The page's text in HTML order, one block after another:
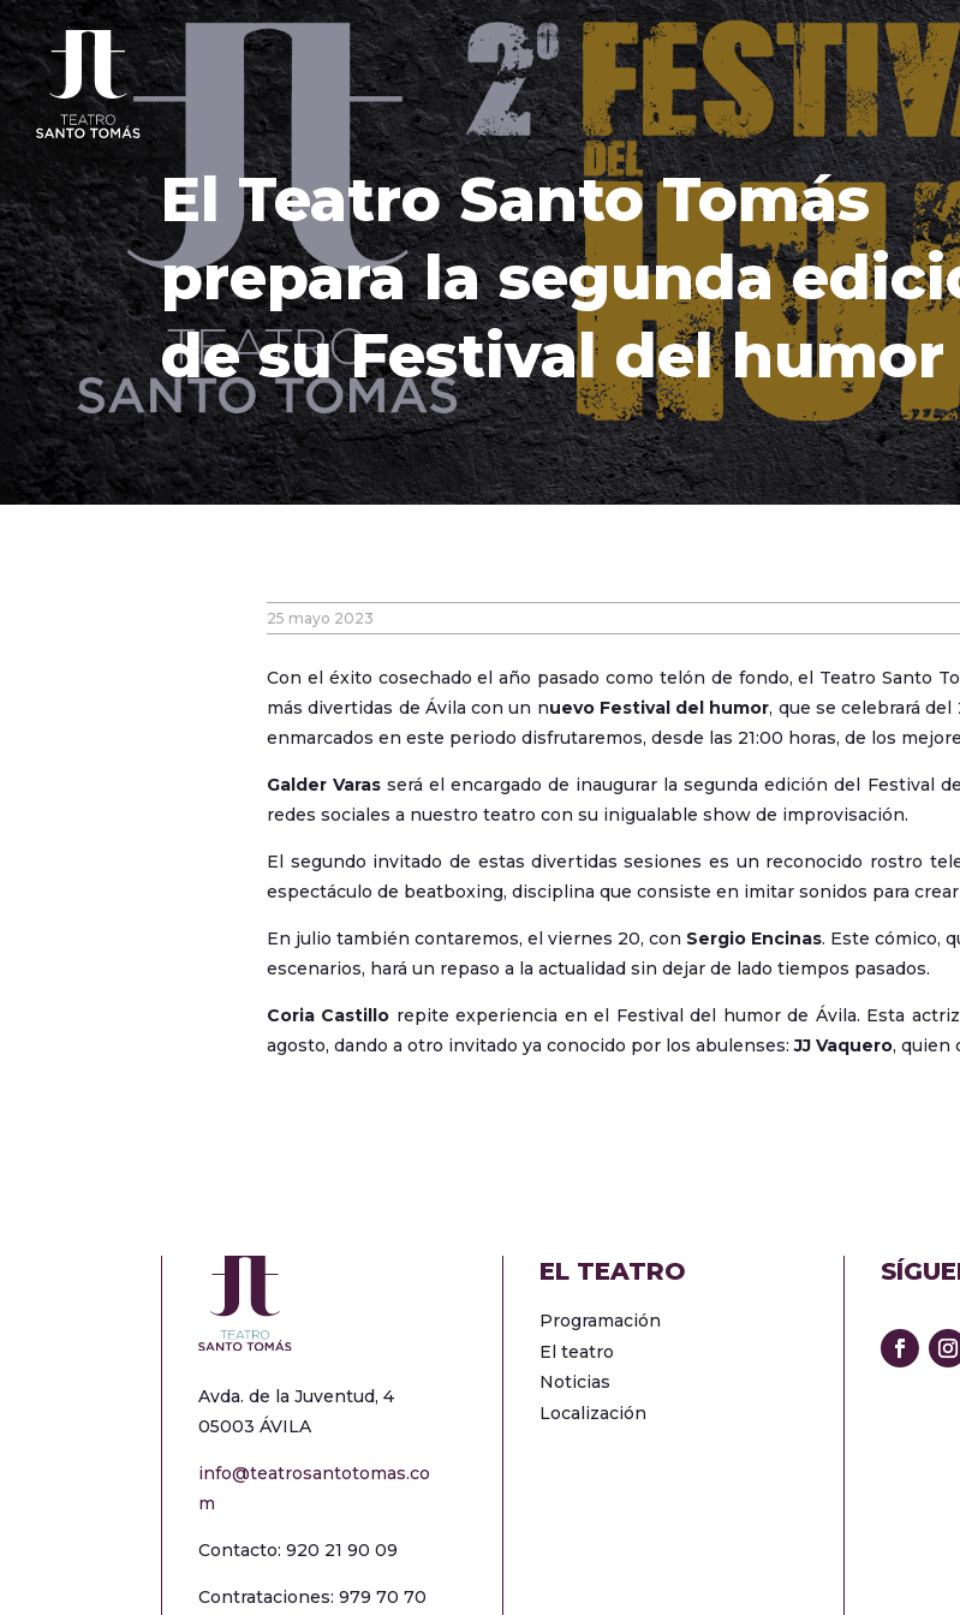
El Teatro Santo Tomás
prepara la segunda
de su Festival del humor
25 mayo 2023
Con el éxito cosechado el año pasado como telón de fondo, el Teatro Santo
más divertidas de Ávila con un nuevo Festival del humor, que se celebrará
enmarcados en este periodo disfrutaremos, desde las 21:00 horas, de los
Galder Varas será el encargado de inaugurar la segunda edición del Festival
redes sociales a nuestro teatro con su inigualable show de improvisación.
El segundo invitado de estas divertidas sesiones es un reconocido rostro
espectáculo de beatboxing, disciplina que consiste en imitar sonidos para
En julio también contaremos, el viernes 20, con Sergio Encinas. Este cómico,
escenarios, hará un repaso a la actualidad sin dejar de lado tiempos pasados.
Coria Castillo repite experiencia en el Festival del humor de Ávila. Esta
agosto, dando a otro invitado ya conocido por los abulenses:JJ Vaquero, quien
Avda. de la Juventud, 4
05003 ÁVILA
info@teatrosantotomas.co
m
Contacto: 920 21 90 09
Contrataciones: 979 70 70
EL TEATRO
Programación
El teatro
Noticias
Localización